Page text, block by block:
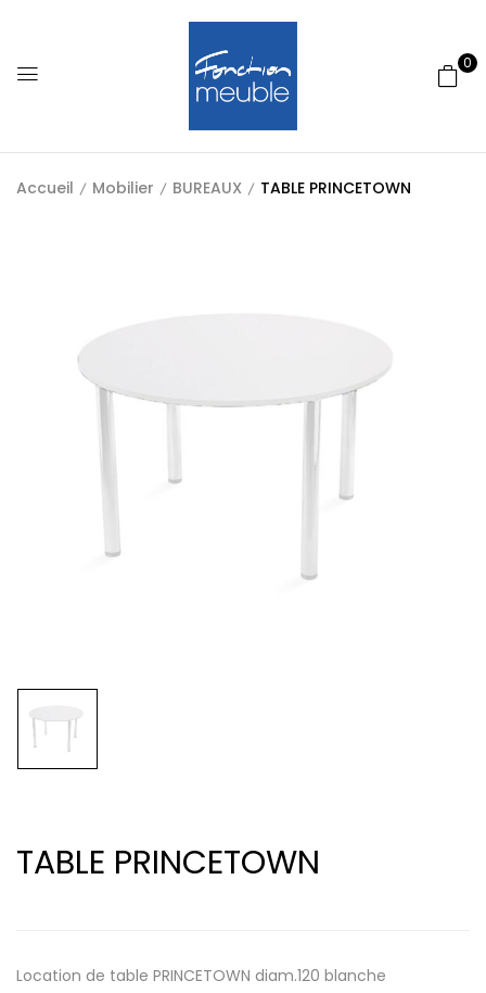
0
Accueil Mobilier BUREAUX TABLE PRINCETOWN
TABLE PRINCETOWN
Location de table PRINCETOWN diam.120 blanche